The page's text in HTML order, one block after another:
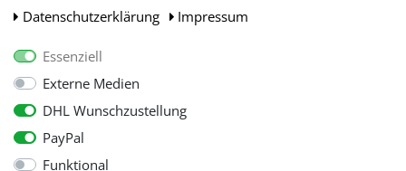
Daten­schutz­erklärung
Impressum
Essenziell
Externe Medien
DHL Wunschzustellung
PayPal
Funktional